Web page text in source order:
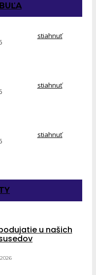
stiahnuť
stiahnuť
stiahnuť
u našich